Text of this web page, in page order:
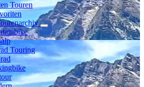
Touren
Touring